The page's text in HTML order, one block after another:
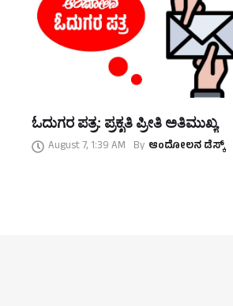
ಓದುಗರ ಪತ್ರ: ಪ್ರಕೃತಿ ಪ್ರೀತಿ ಅತಿಮುಖ್ಯ
August 7, 1:39 AM By ಆಂದೋಲನ ಡೆಸ್ಕ್